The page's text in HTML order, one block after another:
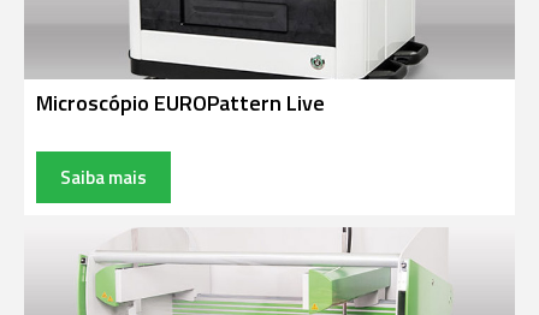
Microscópio EUROPattern Live
Saiba mais